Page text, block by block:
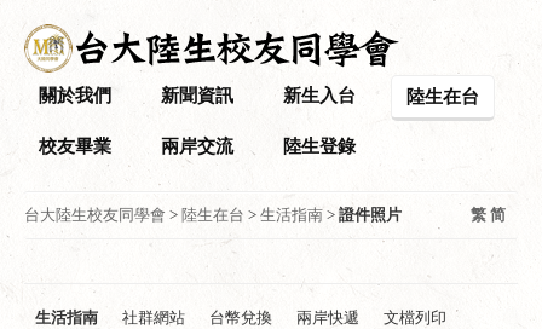
關於我們 新聞資訊 新生入台 陸生在台
校友畢業 兩岸交流 陸生登錄
台大陸生校友同學會 > 陸生在台 > 生活指南 > 證件照片 繁 简
生活指南 社群網站 台幣兌換 兩岸快遞 文檔列印